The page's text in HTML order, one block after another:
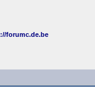
forumc.de.be